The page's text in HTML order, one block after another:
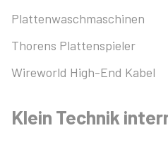
Plattenwaschmaschinen
Thorens Plattenspieler
Wireworld High-End Kabel
Klein Technik